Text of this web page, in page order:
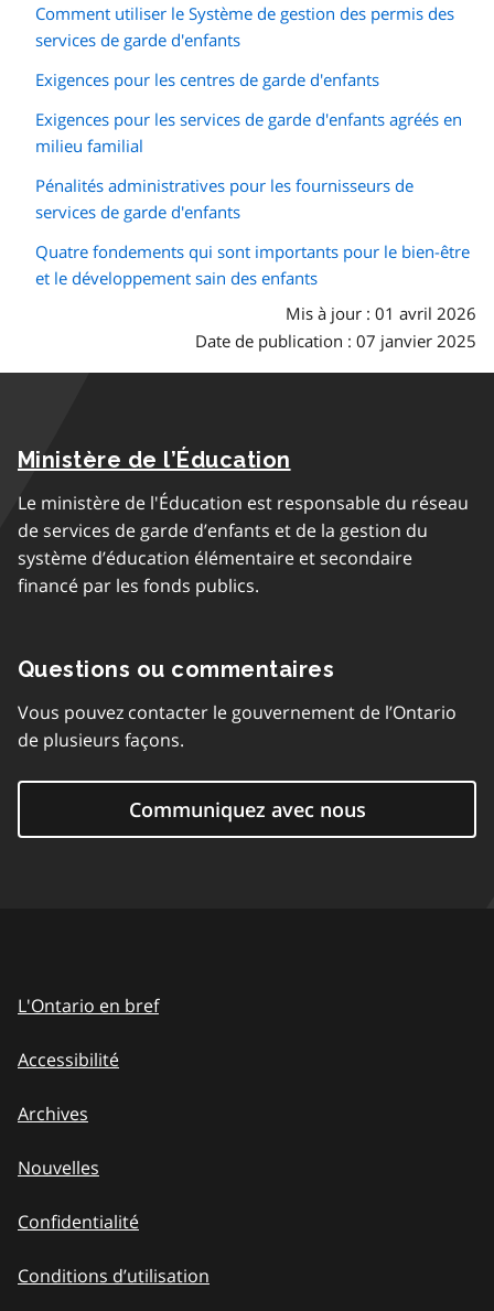
Comment utiliser le Système de gestion des permis des
services de garde d'enfants
Exigences pour les centres de garde d'enfants
Exigences pour les services de garde d'enfants agréés en
milieu familial
Pénalités administratives pour les fournisseurs de
services de garde d'enfants
Quatre fondements qui sont importants pour le bien-être
et le développement sain des enfants
Mis à jour : 01 avril 2026
Date de publication : 07 janvier 2025
Ministère de l’Éducation
Le ministère de l'Éducation est responsable du réseau
de services de garde d’enfants et de la gestion du
système d’éducation élémentaire et secondaire
financé par les fonds publics.
Questions ou commentaires
Vous pouvez contacter le gouvernement de l’Ontario
de plusieurs façons.
Communiquez avec nous
L'Ontario en bref
Accessibilité
Archives
Nouvelles
Confidentialité
Conditions d’utilisation